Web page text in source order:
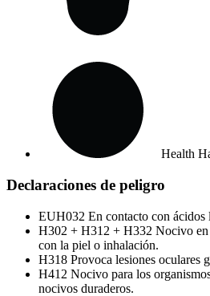
Health
Declaraciones de peligro
EUH032 En contacto con ácidos
H302 + H312 + H332 Nocivo en
con la piel o inhalación.
H318 Provoca lesiones oculares
H412 Nocivo para los
nocivos duraderos.